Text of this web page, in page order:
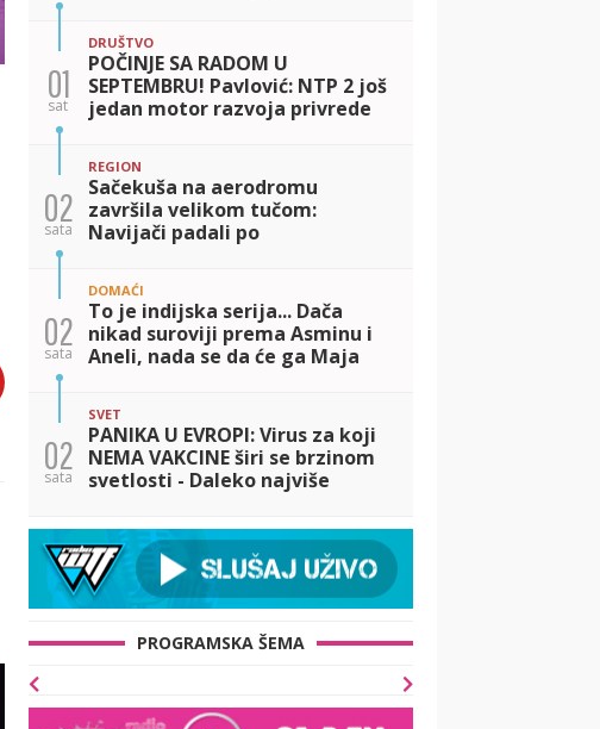
je ukazano Ukrajini
01
sat
DRUŠTVO
POČINJE SA RADOM U
SEPTEMBRU! Pavlović: NTP 2 još
jedan motor razvoja privrede
02
sata
REGION
Sačekuša na aerodromu
završila velikom tučom:
Navijači padali po
02
sata
DOMAĆI
To je indijska serija... Dača
nikad suroviji prema Asminu i
Aneli, nada se da će ga Maja
02
sata
SVET
PANIKA U EVROPI: Virus za koji
NEMA VAKCINE širi se brzinom
svetlosti - Daleko najviše
PROGRAMSKA ŠEMA